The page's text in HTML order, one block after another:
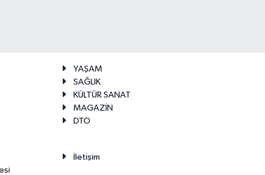
YAŞAM
SAĞLIK
KÜLTÜR SANAT
MAGAZİN
DTO
İletişim